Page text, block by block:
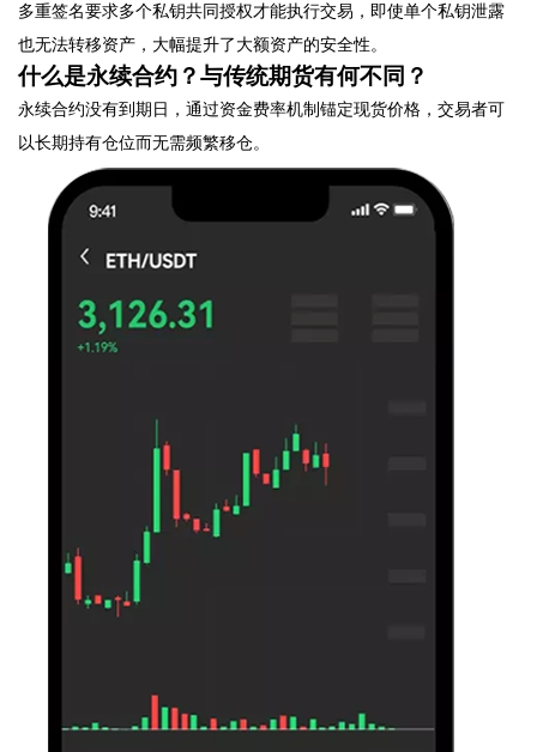
多重签名要求多个私钥共同授权才能执行交易，即使单个私钥泄露
也无法转移资产，大幅提升了大额资产的安全性。
什么是永续合约？与传统期货有何不同？
永续合约没有到期日，通过资金费率机制锚定现货价格，交易者可
以长期持有仓位而无需频繁移仓。